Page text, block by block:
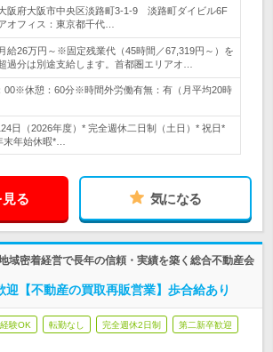
阪府大阪市中央区淡路町3-1-9 淡路町ダイビル6F
オフィス：東京都千代…
給26万円～※固定残業代（45時間／67,319円～）を
過分は別途支給します。首都圏エリアオ…
00※休憩：60分※時間外労働有無：有（月平均20時
日（2026年度）* 完全週休二日制（土日）* 祝日*
末年始休暇*…
る 気になる
域密着経営で長年の信頼・実績を築く総合不動産会
迎【不動産の買取再販営業】歩合給あり
験OK 転勤なし 完全週休2日制 第二新卒歓迎